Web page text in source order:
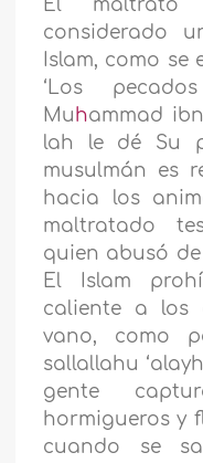
El
considerado
Islam, como
‘Los
Muhammad
lah le dé Su
musulmán es
hacia los
maltratado
quien abusó
El Islam
caliente a los
vano, como
sallallahu
gente
hormigueros y
cuando se